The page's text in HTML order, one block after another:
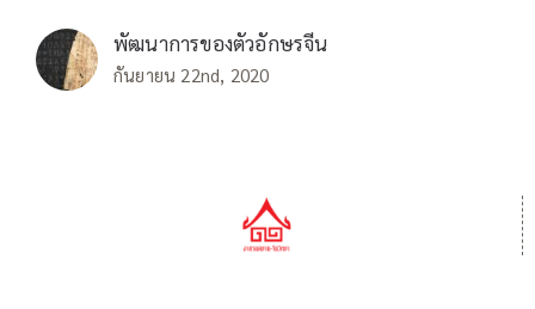
พัฒนาการของตัวอักษรจีน
กันยายน 22nd, 2020